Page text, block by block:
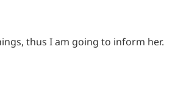
thus I am going to inform her.